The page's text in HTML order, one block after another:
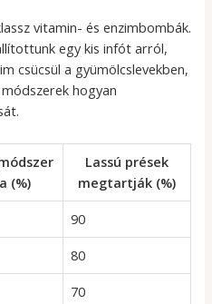
vitamin- és enzimbombák.
egy kis infót arról,
csücsül a gyümölcslevekben,
hogyan
(%)
Lassú prések
megtartják (%)
90
80
70